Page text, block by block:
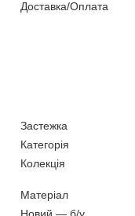
Доставка/Оплата
Застежка
Категорія
Колекція
Матеріал
Новий — б/у